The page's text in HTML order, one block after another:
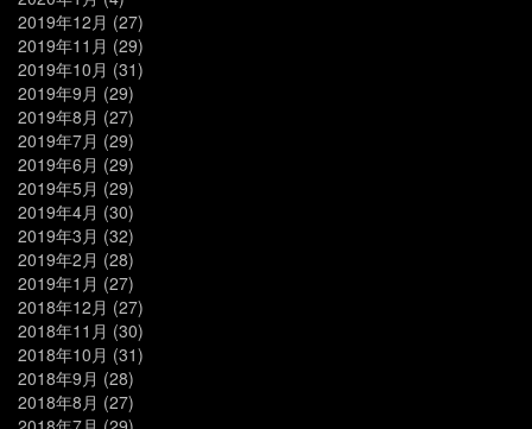
2019年12月 (27)
2019年11月 (29)
2019年10月 (31)
2019年9月 (29)
2019年8月 (27)
2019年7月 (29)
2019年6月 (29)
2019年5月 (29)
2019年4月 (30)
2019年3月 (32)
2019年2月 (28)
2019年1月 (27)
2018年12月 (27)
2018年11月 (30)
2018年10月 (31)
2018年9月 (28)
2018年8月 (27)